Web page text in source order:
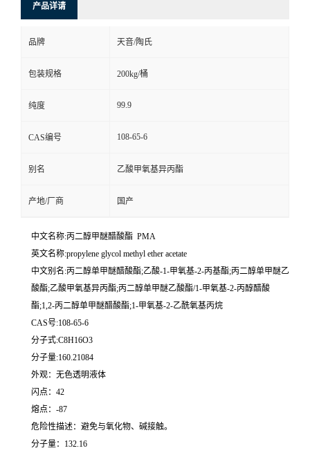
产品详请
品牌 天音/陶氏
包装规格 200kg/桶
纯度 99.9
CAS编号 108-65-6
别名 乙酸甲氧基异丙酯
产地/厂商 国产
中文名称:丙二醇甲醚醋酸酯 PMA
英文名称:propylene glycol methyl ether acetate
中文别名:丙二醇单甲醚醋酸酯;乙酸-1-甲氧基-2-丙基酯;丙二醇单甲醚乙
酸酯;乙酸甲氧基异丙酯;丙二醇单甲醚乙酸酯/1-甲氧基-2-丙醇醋酸
酯;1,2-丙二醇单甲醚醋酸酯;1-甲氧基-2-乙酰氧基丙烷
CAS号:108-65-6
分子式:C8H16O3
分子量:160.21084
外观：无色透明液体
闪点：42
熔点：-87
危险性描述：避免与氧化物、碱接触。
分子量：132.16